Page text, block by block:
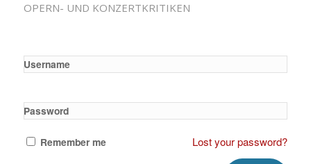
OPERN- UND KONZERTKRITIKEN
Username
Password
Remember me Lost your password?